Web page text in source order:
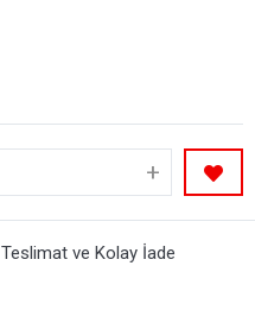
+
Teslimat ve Kolay İade